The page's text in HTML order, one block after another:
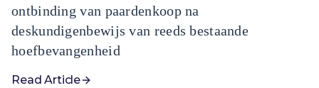
ontbinding van paardenkoop na
deskundigenbewijs van reeds bestaande
hoefbevangenheid
Read Article